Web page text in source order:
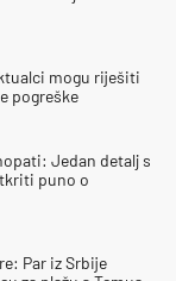
mogu riješiti
pogreške
Jedan detalj s
puno o
Par iz Srbije